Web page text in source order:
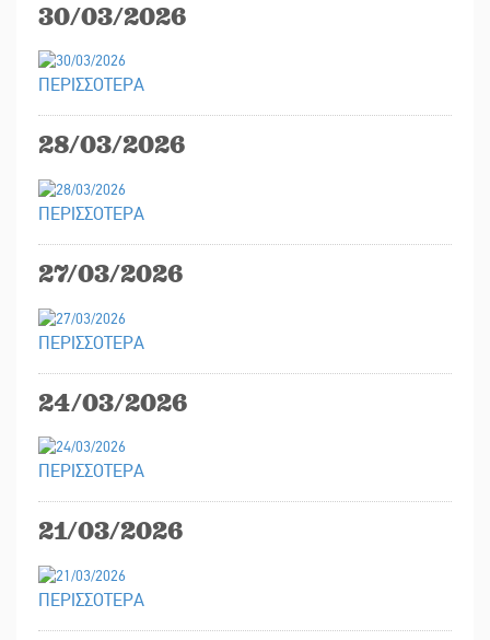
30/03/2026
ΠΕΡΙΣΣΟΤΕΡΑ
28/03/2026
ΠΕΡΙΣΣΟΤΕΡΑ
27/03/2026
ΠΕΡΙΣΣΟΤΕΡΑ
24/03/2026
ΠΕΡΙΣΣΟΤΕΡΑ
21/03/2026
ΠΕΡΙΣΣΟΤΕΡΑ